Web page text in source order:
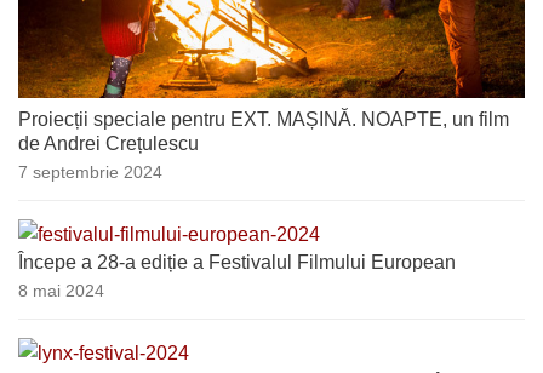
Proiecții speciale pentru EXT. MAȘINĂ. NOAPTE, un film
de Andrei Crețulescu
7 septembrie 2024
Începe a 28-a ediție a Festivalul Filmului European
8 mai 2024